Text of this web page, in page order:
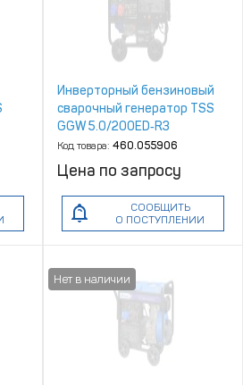
Инверторный бензиновый
сварочный генератор TSS
GGW 5.0/200ED‑R3
Код товара: 460.055906
Цена по запросу
СООБЩИТЬ
О ПОСТУПЛЕНИИ